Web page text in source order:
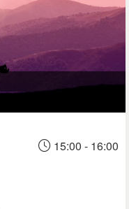
15:00 - 16:00